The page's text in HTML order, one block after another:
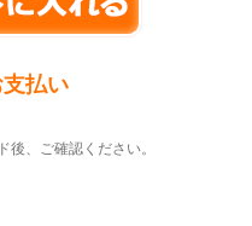
払い
、ご確認ください。